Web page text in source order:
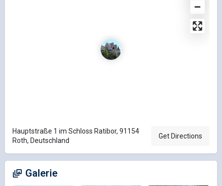
Hauptstraße 1 im Schloss Ratibor, 91154
Roth, Deutschland
Get Directions
Galerie